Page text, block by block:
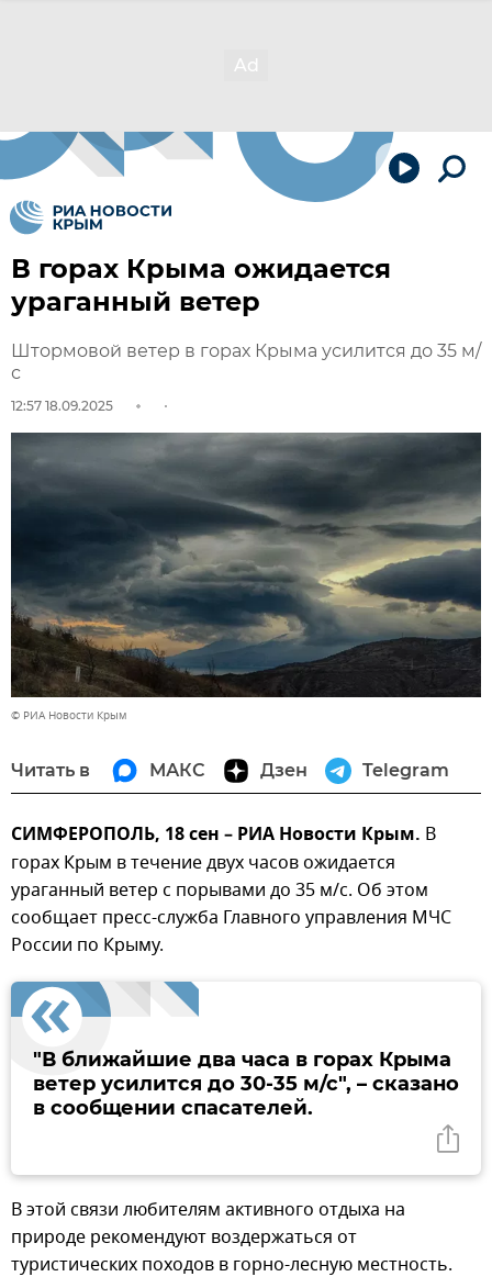
В горах Крыма ожидается
ураганный ветер
Штормовой ветер в горах Крыма усилится до 35 м/
с
12:57 18.09.2025
© РИА Новости Крым
Читать в МАКС Дзен Telegram
СИМФЕРОПОЛЬ, 18 сен – РИА Новости Крым. В
горах Крым в течение двух часов ожидается
ураганный ветер с порывами до 35 м/с. Об этом
сообщает пресс-служба Главного управления МЧС
России по Крыму.
"В ближайшие два часа в горах Крыма
ветер усилится до 30-35 м/с", – сказано
в сообщении спасателей.
В этой связи любителям активного отдыха на
природе рекомендуют воздержаться от
туристических походов в горно-лесную местность.